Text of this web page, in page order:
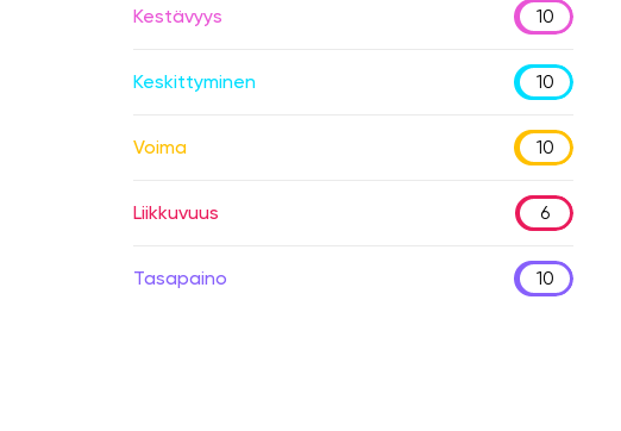
Kestävyys 10
Keskittyminen 10
Voima 10
Liikkuvuus 6
Tasapaino 10